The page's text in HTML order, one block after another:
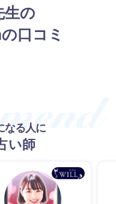
の
口コミ
なる人に
い師